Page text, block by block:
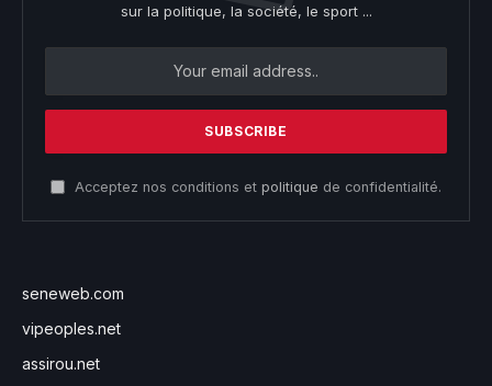
sur la politique, la société, le sport ...
Acceptez nos conditions et politique de confidentialité.
seneweb.com
vipeoples.net
assirou.net